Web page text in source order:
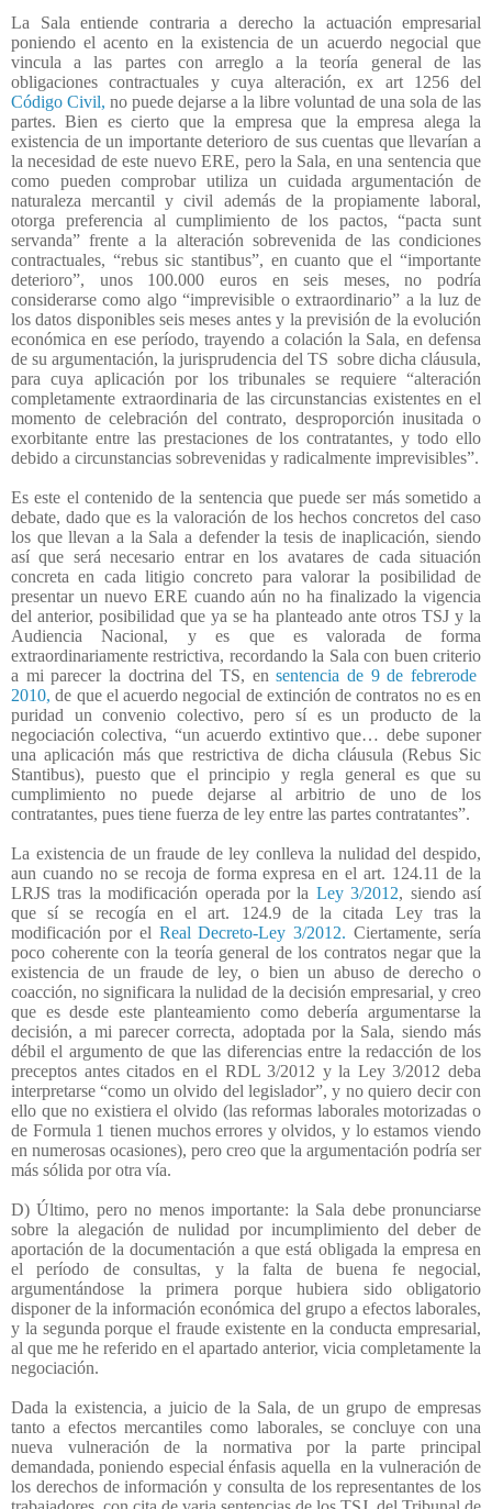
La Sala entiende contraria a derecho la actuación empresarial
poniendo el acento en la existencia de un acuerdo negocial que
vincula a las partes con arreglo a la teoría general de las
obligaciones contractuales y cuya alteración, ex art 1256 del
Código Civil, no puede dejarse a la libre voluntad de una sola de las
partes. Bien es cierto que la empresa que la empresa alega la
existencia de un importante deterioro de sus cuentas que llevarían a
la necesidad de este nuevo ERE, pero la Sala, en una sentencia que
como pueden comprobar utiliza un cuidada argumentación de
naturaleza mercantil y civil además de la propiamente laboral,
otorga preferencia al cumplimiento de los pactos, “pacta sunt
servanda” frente a la alteración sobrevenida de las condiciones
contractuales, “rebus sic stantibus”, en cuanto que el “importante
deterioro”, unos 100.000 euros en seis meses, no podría
considerarse como algo “imprevisible o extraordinario” a la luz de
los datos disponibles seis meses antes y la previsión de la evolución
económica en ese período, trayendo a colación la Sala, en defensa
de su argumentación, la jurisprudencia del TS sobre dicha cláusula,
para cuya aplicación por los tribunales se requiere “alteración
completamente extraordinaria de las circunstancias existentes en el
momento de celebración del contrato, desproporción inusitada o
exorbitante entre las prestaciones de los contratantes, y todo ello
debido a circunstancias sobrevenidas y radicalmente imprevisibles”.
Es este el contenido de la sentencia que puede ser más sometido a
debate, dado que es la valoración de los hechos concretos del caso
los que llevan a la Sala a defender la tesis de inaplicación, siendo
así que será necesario entrar en los avatares de cada situación
concreta en cada litigio concreto para valorar la posibilidad de
presentar un nuevo ERE cuando aún no ha finalizado la vigencia
del anterior, posibilidad que ya se ha planteado ante otros TSJ y la
Audiencia Nacional, y es que es valorada de forma
extraordinariamente restrictiva, recordando la Sala con buen criterio
a mi parecer la doctrina del TS, ensentencia de 9 de febrerode
2010, de que el acuerdo negocial de extinción de contratos no es en
puridad un convenio colectivo, pero sí es un producto de la
negociación colectiva, “un acuerdo extintivo que… debe suponer
una aplicación más que restrictiva de dicha cláusula (Rebus Sic
Stantibus), puesto que el principio y regla general es que su
cumplimiento no puede dejarse al arbitrio de uno de los
contratantes, pues tiene fuerza de ley entre las partes contratantes”.
La existencia de un fraude de ley conlleva la nulidad del despido,
aun cuando no se recoja de forma expresa en el art. 124.11 de la
LRJS tras la modificación operada por la Ley 3/2012, siendo así
que sí se recogía en el art. 124.9 de la citada Ley tras la
modificación por el Real Decreto-Ley 3/2012.Ciertamente, sería
poco coherente con la teoría general de los contratos negar que la
existencia de un fraude de ley, o bien un abuso de derecho o
coacción, no significara la nulidad de la decisión empresarial, y creo
que es desde este planteamiento como debería argumentarse la
decisión, a mi parecer correcta, adoptada por la Sala, siendo más
débil el argumento de que las diferencias entre la redacción de los
preceptos antes citados en el RDL 3/2012 y la Ley 3/2012 deba
interpretarse “como un olvido del legislador”, y no quiero decir con
ello que no existiera el olvido (las reformas laborales motorizadas o
de Formula 1 tienen muchos errores y olvidos, y lo estamos viendo
en numerosas ocasiones), pero creo que la argumentación podría ser
más sólida por otra vía.
D) Último, pero no menos importante: la Sala debe pronunciarse
sobre la alegación de nulidad por incumplimiento del deber de
aportación de la documentación a que está obligada la empresa en
el período de consultas, y la falta de buena fe negocial,
argumentándose la primera porque hubiera sido obligatorio
disponer de la información económica del grupo a efectos laborales,
y la segunda porque el fraude existente en la conducta empresarial,
al que me he referido en el apartado anterior, vicia completamente la
negociación.
Dada la existencia, a juicio de la Sala, de un grupo de empresas
tanto a efectos mercantiles como laborales, se concluye con una
nueva vulneración de la normativa por la parte principal
demandada, poniendo especial énfasis aquella en la vulneración de
los derechos de información y consulta de los representantes de los